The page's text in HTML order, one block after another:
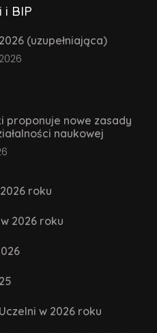
BIP
(uzupełniająca)
proponuje nowe zasady
naukowej
roku
2026 roku
w 2026 roku